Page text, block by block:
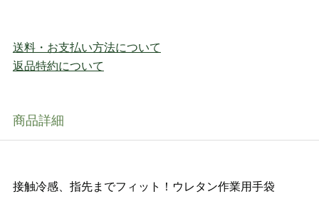
送料・お支払い方法について
返品特約について
商品詳細
接触冷感、指先までフィット！ウレタン作業用手袋